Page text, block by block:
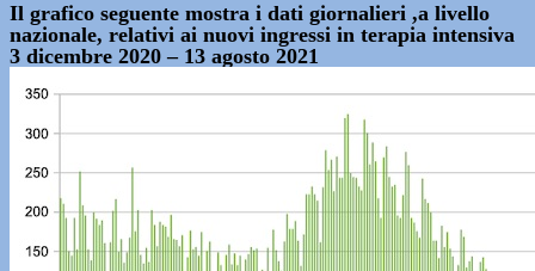
Il grafico seguente mostra i dati giornalieri ,a livello
nazionale, relativi ai nuovi ingressi in terapia intensiva
3 dicembre 2020 – 13 agosto 2021